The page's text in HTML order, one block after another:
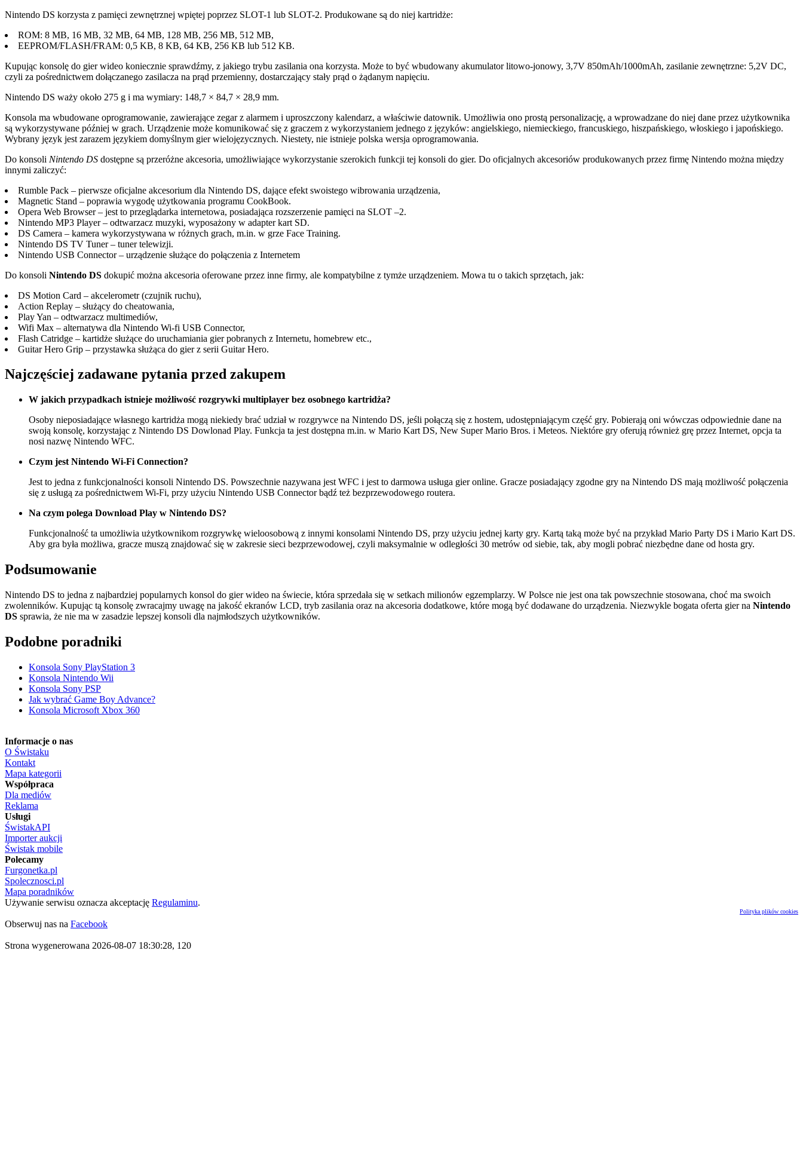
Nintendo DS korzysta z pamięci zewnętrznej wpiętej poprzez SLOT-1 lub SLOT-2. Produkowane są do niej kartridże:
ROM: 8 MB, 16 MB, 32 MB, 64 MB, 128 MB, 256 MB, 512 MB,
EEPROM/FLASH/FRAM: 0,5 KB, 8 KB, 64 KB, 256 KB lub 512 KB.
Kupując konsolę do gier wideo koniecznie sprawdźmy, z jakiego trybu zasilania ona korzysta. Może to być wbudowany akumulator litowo-jonowy, 3,7V 850mAh/1000mAh, zasilanie zewnętrzne: 5,2V DC,
czyli za pośrednictwem dołączanego zasilacza na prąd przemienny, dostarczający stały prąd o żądanym napięciu.
Nintendo DS waży około 275 g i ma wymiary: 148,7 × 84,7 × 28,9 mm.
Konsola ma wbudowane oprogramowanie, zawierające zegar z alarmem i uproszczony kalendarz, a właściwie datownik. Umożliwia ono prostą personalizację, a wprowadzane do niej dane przez użytkownika
są wykorzystywane później w grach. Urządzenie może komunikować się z graczem z wykorzystaniem jednego z języków: angielskiego, niemieckiego, francuskiego, hiszpańskiego, włoskiego i japońskiego.
Wybrany język jest zarazem językiem domyślnym gier wielojęzycznych. Niestety, nie istnieje polska wersja oprogramowania.
Do konsoli Nintendo DS dostępne są przeróżne akcesoria, umożliwiające wykorzystanie szerokich funkcji tej konsoli do gier. Do oficjalnych akcesoriów produkowanych przez firmę Nintendo można między
innymi zaliczyć:
Rumble Pack – pierwsze oficjalne akcesorium dla Nintendo DS, dające efekt swoistego wibrowania urządzenia,
Magnetic Stand – poprawia wygodę użytkowania programu CookBook.
Opera Web Browser – jest to przeglądarka internetowa, posiadająca rozszerzenie pamięci na SLOT –2.
Nintendo MP3 Player – odtwarzacz muzyki, wyposażony w adapter kart SD.
DS Camera – kamera wykorzystywana w różnych grach, m.in. w grze Face Training.
Nintendo DS TV Tuner – tuner telewizji.
Nintendo USB Connector – urządzenie służące do połączenia z Internetem
Do konsoli Nintendo DS dokupić można akcesoria oferowane przez inne firmy, ale kompatybilne z tymże urządzeniem. Mowa tu o takich sprzętach, jak:
DS Motion Card – akcelerometr (czujnik ruchu),
Action Replay – służący do cheatowania,
Play Yan – odtwarzacz multimediów,
Wifi Max – alternatywa dla Nintendo Wi-fi USB Connector,
Flash Catridge – kartidże służące do uruchamiania gier pobranych z Internetu, homebrew etc.,
Guitar Hero Grip – przystawka służąca do gier z serii Guitar Hero.
Najczęściej zadawane pytania przed zakupem
W jakich przypadkach istnieje możliwość rozgrywki multiplayer bez osobnego kartridża?
Osoby nieposiadające własnego kartridża mogą niekiedy brać udział w rozgrywce na Nintendo DS, jeśli połączą się z hostem, udostępniającym część gry. Pobierają oni wówczas odpowiednie dane na
swoją konsolę, korzystając z Nintendo DS Dowlonad Play. Funkcja ta jest dostępna m.in. w Mario Kart DS, New Super Mario Bros. i Meteos. Niektóre gry oferują również grę przez Internet, opcja ta
nosi nazwę Nintendo WFC.
Czym jest Nintendo Wi-Fi Connection?
Jest to jedna z funkcjonalności konsoli Nintendo DS. Powszechnie nazywana jest WFC i jest to darmowa usługa gier online. Gracze posiadający zgodne gry na Nintendo DS mają możliwość połączenia
się z usługą za pośrednictwem Wi-Fi, przy użyciu Nintendo USB Connector bądź też bezprzewodowego routera.
Na czym polega Download Play w Nintendo DS?
Funkcjonalność ta umożliwia użytkownikom rozgrywkę wieloosobową z innymi konsolami Nintendo DS, przy użyciu jednej karty gry. Kartą taką może być na przykład Mario Party DS i Mario Kart DS.
Aby gra była możliwa, gracze muszą znajdować się w zakresie sieci bezprzewodowej, czyli maksymalnie w odległości 30 metrów od siebie, tak, aby mogli pobrać niezbędne dane od hosta gry.
Podsumowanie
Nintendo DS to jedna z najbardziej popularnych konsol do gier wideo na świecie, która sprzedała się w setkach milionów egzemplarzy. W Polsce nie jest ona tak powszechnie stosowana, choć ma swoich
zwolenników. Kupując tą konsolę zwracajmy uwagę na jakość ekranów LCD, tryb zasilania oraz na akcesoria dodatkowe, które mogą być dodawane do urządzenia. Niezwykle bogata oferta gier na Nintendo
DS sprawia, że nie ma w zasadzie lepszej konsoli dla najmłodszych użytkowników.
Podobne poradniki
Konsola Sony PlayStation 3
Konsola Nintendo Wii
Konsola Sony PSP
Jak wybrać Game Boy Advance?
Konsola Microsoft Xbox 360
Informacje o nas
O Świstaku
Kontakt
Mapa kategorii
Współpraca
Dla mediów
Reklama
Usługi
ŚwistakAPI
Importer aukcji
Świstak mobile
Polecamy
Furgonetka.pl
Spolecznosci.pl
Mapa poradników
Używanie serwisu oznacza akceptację Regulaminu.
Polityka plików cookies
Obserwuj nas na Facebook
Strona wygenerowana 2026-08-07 18:30:28, 120